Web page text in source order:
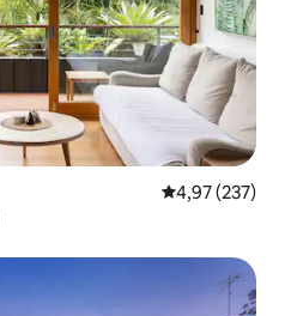
4,97 av 5 i
4,97 (237)